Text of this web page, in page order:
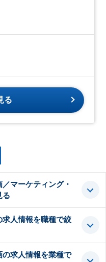
る
マーケティング・
る
人情報を職種で絞
求人情報を業種で